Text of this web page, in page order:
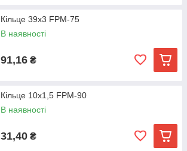
Кільце 39х3 FPM-75
В наявності
91,16 ₴
Кільце 10х1,5 FPM-90
В наявності
31,40 ₴